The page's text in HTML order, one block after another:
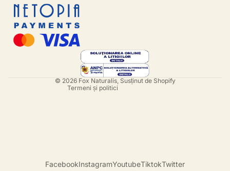
© 2026 Fox Naturalis, Susținut de Shopify
Termeni și politici
Politica de rambursare
Politica de confidențialitate
Termeni de utilizare
Informații de contact
FacebookInstagramYoutubeTiktokTwitter